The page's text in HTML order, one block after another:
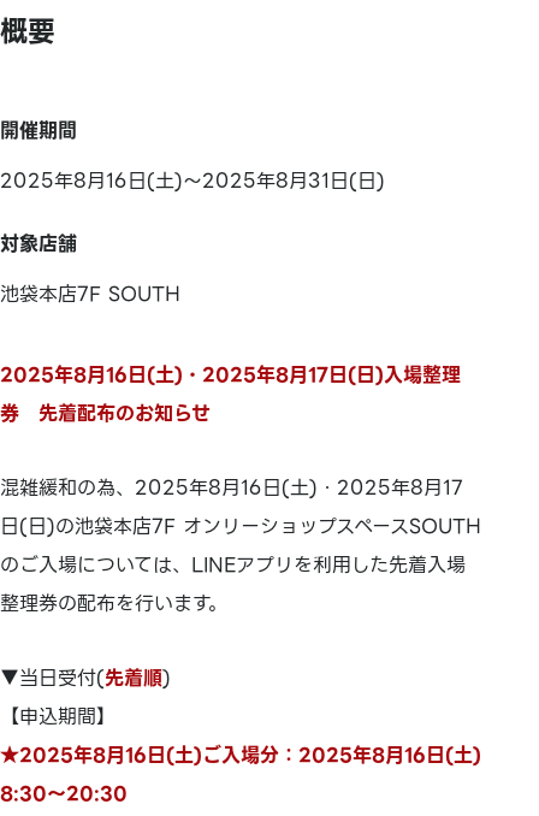
概要
開催期間
2025年8月16日(土)～2025年8月31日(日)
対象店舗
池袋本店7F SOUTH
2025年8月16日(土)・2025年8月17日(日)入場整理
券 先着配布のお知らせ
混雑緩和の為、2025年8月16日(土)・2025年8月17
日(日)の池袋本店7F オンリーショップスペースSOUTH
のご入場については、LINEアプリを利用した先着入場
整理券の配布を行います。
▼当日受付(先着順)
【申込期間】
★2025年8月16日(土)ご入場分：2025年8月16日(土)
8:30～20:30